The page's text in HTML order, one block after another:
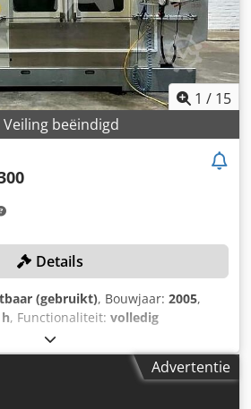
aanbieden. Neem contact met ons
Gereedschapskonus:
X/Y: 20 m/min; Z: 16 m/min •
• Buitenbreedte: 360 mm •
Aox Abksf • Aantal
22 • Gereedschapstaper: BT40 •
250 mm • Maximale
(aangrenzende opname leeg): 130
6 kg
1 / 15
Veiling beëindigd
Details
(gebruikt), Bouwjaar: 2005,
, Functionaliteit: volledig
X-as:
mm, verplaatsingsafstand Z-as:710
, spilsnelheid (max.):
Advertentie